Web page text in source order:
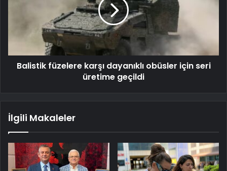
Balistik füzelere karşı dayanıklı obüsler için seri
üretime geçildi
İlgili Makaleler